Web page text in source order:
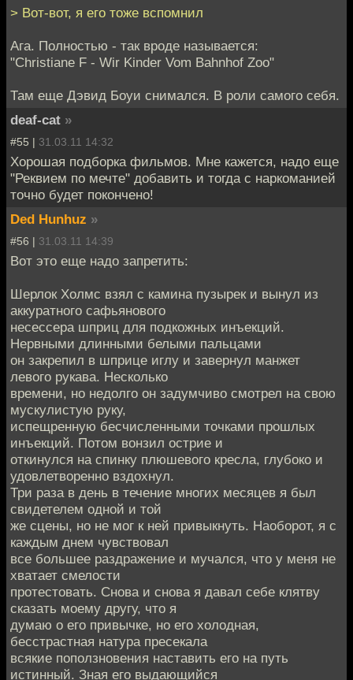
> Вот-вот, я его тоже вспомнил
Ага. Полностью - так вроде называется:
"Christiane F - Wir Kinder Vom Bahnhof Zoo"
Там еще Дэвид Боуи снимался. В роли самого себя.
deaf-cat »
#55 | 31.03.11 14:32
Хорошая подборка фильмов. Мне кажется, надо еще
"Реквием по мечте" добавить и тогда с наркоманией
точно будет покончено!
Ded Hunhuz »
#56 | 31.03.11 14:39
Вот это еще надо запретить:
Шерлок Холмс взял с камина пузырек и вынул из
аккуратного сафьянового
несессера шприц для подкожных инъекций.
Нервными длинными белыми пальцами
он закрепил в шприце иглу и завернул манжет
левого рукава. Несколько
времени, но недолго он задумчиво смотрел на свою
мускулистую руку,
испещренную бесчисленными точками прошлых
инъекций. Потом вонзил острие и
откинулся на спинку плюшевого кресла, глубоко и
удовлетворенно вздохнул.
Три раза в день в течение многих месяцев я был
свидетелем одной и той
же сцены, но не мог к ней привыкнуть. Наоборот, я с
каждым днем чувствовал
все большее раздражение и мучался, что у меня не
хватает смелости
протестовать. Снова и снова я давал себе клятву
сказать моему другу, что я
думаю о его привычке, но его холодная,
бесстрастная натура пресекала
всякие поползновения наставить его на путь
истинный. Зная его выдающийся